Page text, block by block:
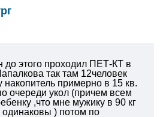
этого проходил ПЕТ-КТ в
так там 12человек
накопитель примерно в 15 кв.
очереди укол (причем всем
,что мне мужику в 90 кг
) потом по